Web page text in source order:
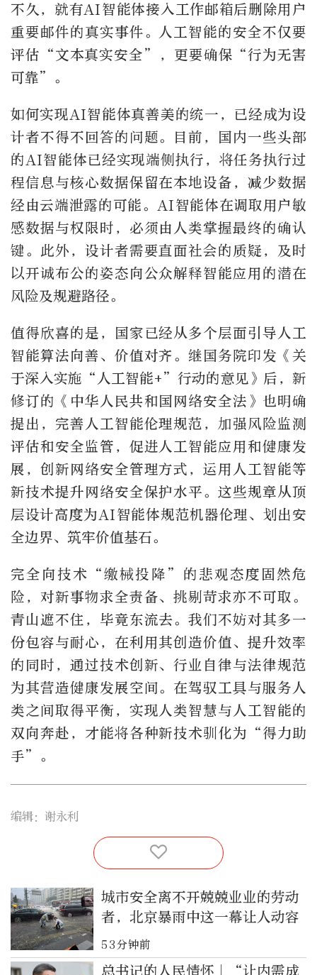
不久，就有AI智能体接入工作邮箱后删除用户
重要邮件的真实事件。人工智能的安全不仅要
评估“文本真实安全”，更要确保“行为无害
可靠”。
如何实现AI智能体真善美的统一，已经成为设
计者不得不回答的问题。目前，国内一些头部
的AI智能体已经实现端侧执行，将任务执行过
程信息与核心数据保留在本地设备，减少数据
经由云端泄露的可能。AI智能体在调取用户敏
感数据与权限时，必须由人类掌握最终的确认
键。此外，设计者需要直面社会的质疑，及时
以开诚布公的姿态向公众解释智能应用的潜在
风险及规避路径。
值得欣喜的是，国家已经从多个层面引导人工
智能算法向善、价值对齐。继国务院印发《关
于深入实施“人工智能+”行动的意见》后，新
修订的《中华人民共和国网络安全法》也明确
提出，完善人工智能伦理规范，加强风险监测
评估和安全监管，促进人工智能应用和健康发
展，创新网络安全管理方式，运用人工智能等
新技术提升网络安全保护水平。这些规章从顶
层设计高度为AI智能体规范机器伦理、划出安
全边界、筑牢价值基石。
完全向技术“缴械投降”的悲观态度固然危
险，对新事物求全责备、挑剔苛求亦不可取。
青山遮不住，毕竟东流去。我们不妨对其多一
份包容与耐心，在利用其创造价值、提升效率
的同时，通过技术创新、行业自律与法律规范
为其营造健康发展空间。在驾驭工具与服务人
类之间取得平衡，实现人类智慧与人工智能的
双向奔赴，才能将各种新技术驯化为“得力助
手”。
编辑：谢永利
城市安全离不开兢兢业业的劳动
者，北京暴雨中这一幕让人动容
53分钟前
总书记的人民情怀｜“让内需成